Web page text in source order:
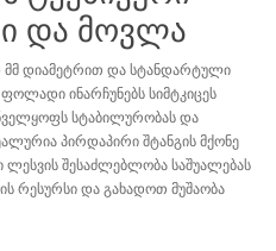
და მოვლა
მმ დიამეტრით და სტანდარტული
ინარჩუნებს სიმტკიცეს
სტაბილურობას და
პირდაპირი შტანგის მქონე
შესაძლებლობა საშუალებას
რესურსი და გახადოთ მუშაობა